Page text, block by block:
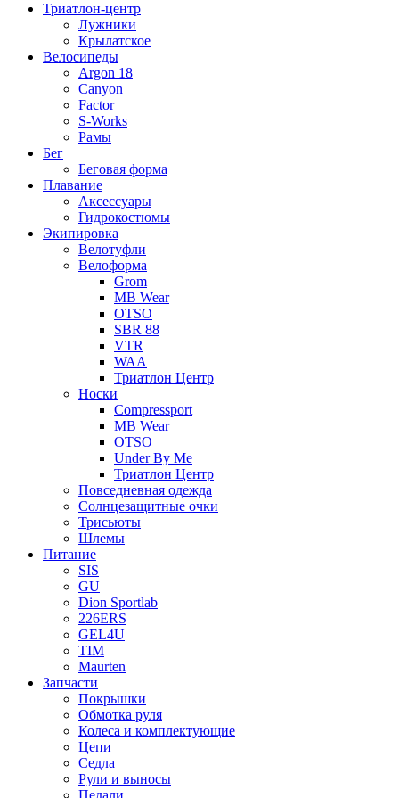
Триатлон-центр
Лужники
Крылатское
Велосипеды
Argon 18
Canyon
Factor
S-Works
Рамы
Бег
Беговая форма
Плавание
Аксессуары
Гидрокостюмы
Экипировка
Велотуфли
Велоформа
Grom
MB Wear
OTSO
SBR 88
VTR
WAA
Триатлон Центр
Носки
Compressport
MB Wear
OTSO
Under By Me
Триатлон Центр
Повседневная одежда
Солнцезащитные очки
Трисьюты
Шлемы
Питание
SIS
GU
Dion Sportlab
226ERS
GEL4U
TIM
Maurten
Запчасти
Покрышки
Обмотка руля
Колеса и комплектующие
Цепи
Седла
Рули и выносы
Педали